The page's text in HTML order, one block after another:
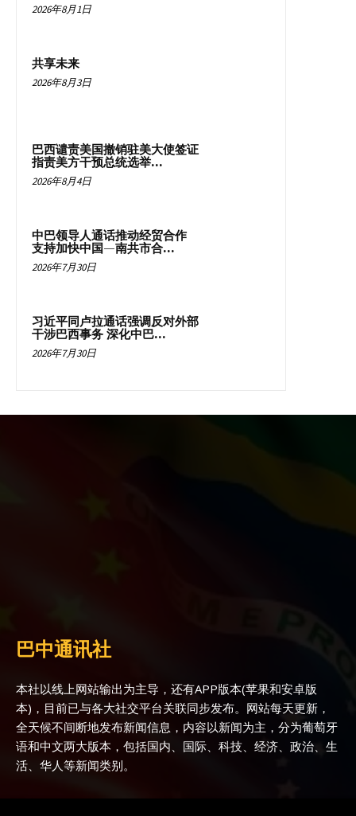
2026年8月1日
共享未来
2026年8月3日
巴西谴责美国撤销驻美大使签证
指责美方干预总统选举...
2026年8月4日
中巴领导人通话推动经贸合作
支持加快中国—南共市合...
2026年7月30日
习近平同卢拉通话强调反对外部
干涉巴西事务 深化中巴...
2026年7月30日
巴中通讯社
本社以线上网站输出为主导，还有APP版本(苹果和安卓版
本)，目前已与各大社交平台关联同步发布。网站每天更新，
全天候不间断地发布新闻信息，内容以新闻为主，分为葡萄牙
语和中文两大版本，包括国内、国际、科技、经济、政治、生
活、华人等新闻类别。